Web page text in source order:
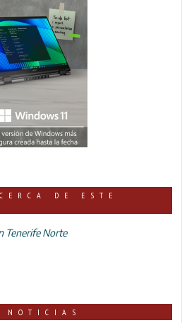
DE ESTE
Tenerife Norte
NOTICIAS